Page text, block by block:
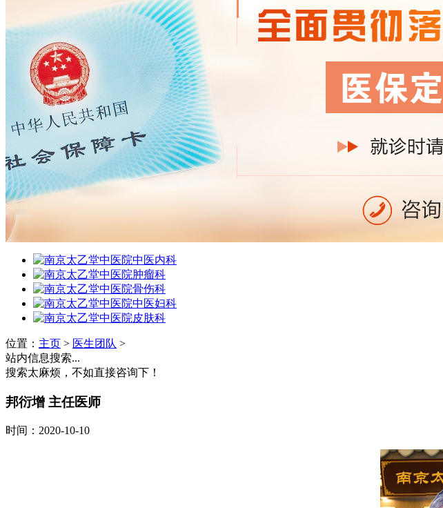
位置： 主页 > 医生团队 >
站内信息搜索...
搜索太麻烦，不如直接咨询下！
邦衍增 主任医师
时间：2020-10-10